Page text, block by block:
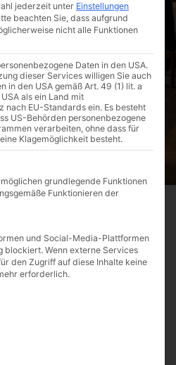
jederzeit unter Einstellungen
beachten Sie, dass aufgrund
nicht alle Funktionen
Daten in den USA.
dieser Services willigen Sie auch
in den USA gemäß Art. 49 (1) lit. a
als ein Land mit
nach EU-Standards ein. Es besteht
US-Behörden personenbezogene
verarbeiten, ohne dass für
Klagemöglichkeit besteht.
Service-Gruppen, für die eine
grundlegende Funktionen
Funktionieren der
und Social-Media-Plattformen
blockiert. Wenn externe Services
den Zugriff auf diese Inhalte keine
erforderlich.